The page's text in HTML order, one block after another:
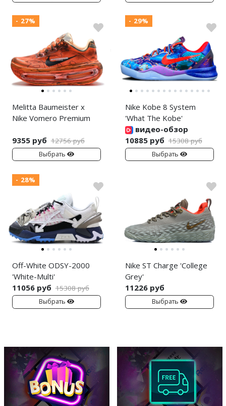
- 27%
Melitta Baumeister x
Nike Vomero Premium
9355 руб 12756 руб
Выбрать
- 29%
Nike Kobe 8 System
'What The Kobe'
видео-обзор
10885 руб 15308 руб
Выбрать
- 28%
Off-White ODSY-2000
'White-Multi'
11056 руб 15308 руб
Выбрать
Nike ST Charge 'College
Grey'
11226 руб
Выбрать